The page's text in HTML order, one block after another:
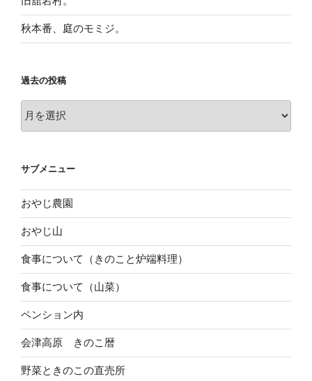
秋本番、庭のモミジ。
過去の投稿
過
稿
サブメニュー
おやじ農園
おやじ山
食事について（きのこと炉端料理）
食事について（山菜）
ペンション内
会津高原 きのこ暦
野菜ときのこの直売所